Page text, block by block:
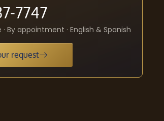
7747
By appointment · English & Spanish
request